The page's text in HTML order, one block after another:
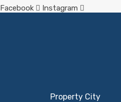
Facebook
Instagram
Property City